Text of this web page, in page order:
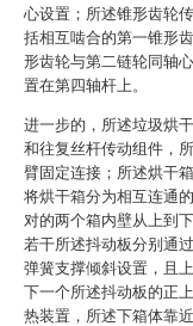
心设置；所述锥形齿轮
括相互啮合的第一锥形
形齿轮与第二链轮同轴
置在第四轴杆上。
进一步的，所述垃圾烘
和往复丝杆传动组件，
臂固定连接；所述烘干
将烘干箱分为相互连通
对的两个箱内壁从上到
若干所述抖动板分别通
弹簧支撑倾斜设置，且
下一个所述抖动板的正
热装置，所述下箱体靠